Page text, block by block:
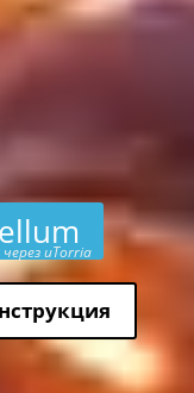
через uTorria